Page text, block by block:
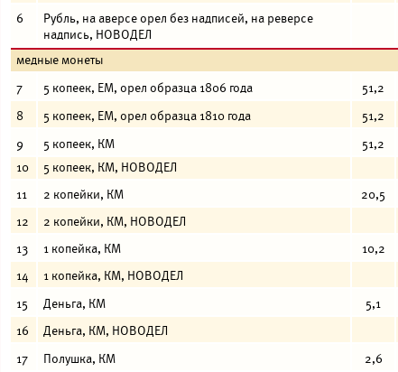
6
Рубль, на аверсе орел без надписей, на реверсе
надпись, НОВОДЕЛ
медные монеты
7
5 копеек, ЕМ, орел образца 1806 года 51,2
8 5 копеек, ЕМ, орел образца 1810 года 51,2
9 5 копеек, КМ 51,2
10
5 копеек, КМ, НОВОДЕЛ
11
2 копейки, КМ 20,5
12 2 копейки, КМ, НОВОДЕЛ
13 1 копейка, КМ 10,2
14 1 копейка, КМ, НОВОДЕЛ
15 Деньга, КМ 5,1
16 Деньга, КМ, НОВОДЕЛ
17 Полушка, КМ 2,6